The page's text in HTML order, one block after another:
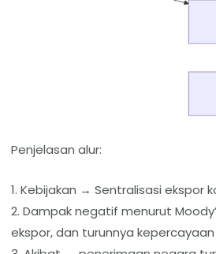
Penjelasan alur:
1. Kebijakan → Sentralisasi ekspor
2. Dampak negatif menurut
ekspor, dan turunnya